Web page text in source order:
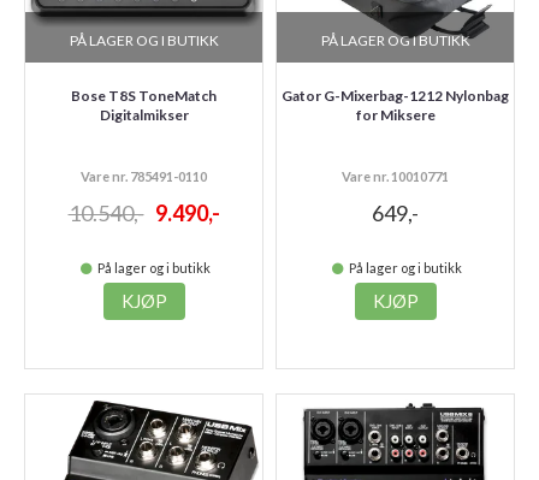
PÅ LAGER OG I BUTIKK
Bose T8S ToneMatch
Digitalmikser
Vare nr. 785491-0110
10.540,- 9.490,-
På lager og i butikk
KJØP
PÅ LAGER OG I BUTIKK
Gator G-Mixerbag-1212 Nylonbag
for Miksere
Vare nr. 10010771
649,-
På lager og i butikk
KJØP